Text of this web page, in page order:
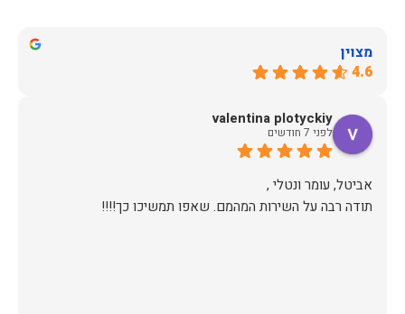
מצוין
4.6
valentina plotyckiy
לפני 7 חודשים
תודה רבה על השירות המהמם. שאפו תמשיכו כך!!!!